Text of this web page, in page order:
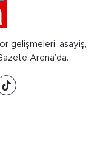
gelişmeleri, asayiş,
Arena’da.